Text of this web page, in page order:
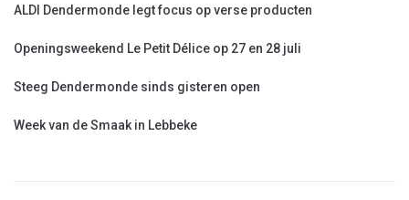
ALDI Dendermonde legt focus op verse producten
Openingsweekend Le Petit Délice op 27 en 28 juli
Steeg Dendermonde sinds gisteren open
Week van de Smaak in Lebbeke